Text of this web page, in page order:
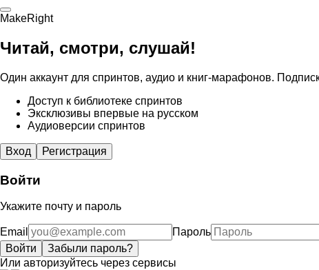
MakeRight
Читай, смотри, слушай!
Один аккаунт для спринтов, аудио и книг-марафонов.
Доступ к библиотеке спринтов
Эксклюзивы впервые на русском
Аудиоверсии спринтов
Вход Регистрация
Войти
Укажите почту и пароль
Email
Пароль
Войти
Забыли пароль?
Или авторизуйтесь через сервисы